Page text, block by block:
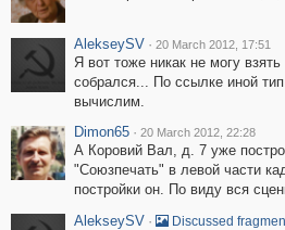
AlekseySV · 20 March 2012, 17:51
Я вот тоже никак не могу
собрался... По ссылке иной
вычислим.
Dimon65 · 20 March 2012, 22:28
А Коровий Вал, д. 7 уже
"Союзпечать" в левой части
постройки он. По виду вся
AlekseySV · Discussed